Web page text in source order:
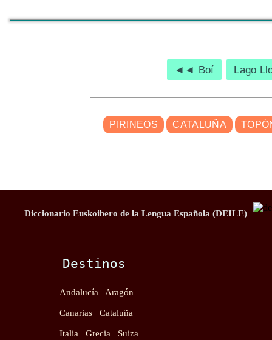
◄◄ Boí Lago
PIRINEOS CATALUÑA
Diccionario Euskoibero de la Lengua Española (DEILE)
Destinos
Andalucía Aragón
Canarias Cataluña
Italia Grecia Suiza